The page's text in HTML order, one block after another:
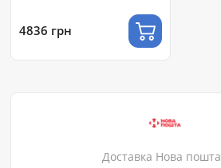
4836 грн
Доставка Нова пошта